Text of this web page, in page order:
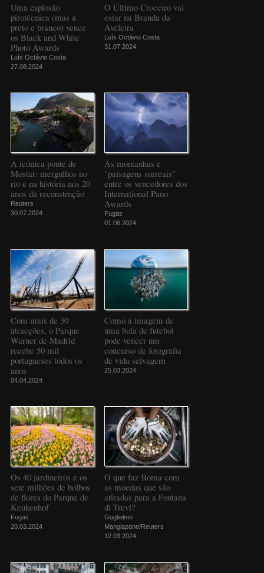
Uma explosão
pirotécnica (mas a
preto e branco) vence
os Black and White
Photo Awards
Luís Octávio Costa
27.08.2024
O Último Croceiro vai
estar na Branda da
Aveleira
Luís Octávio Costa
31.07.2024
A icónica ponte de
Mostar: mergulhos no
rio e na história nos 20
anos da reconstrução
Reuters
30.07.2024
As montanhas e
"paisagens surreais"
entre os vencedores dos
International Pano
Awards
Fugas
01.06.2024
Com mais de 30
atracções, o Parque
Warner de Madrid
recebe 50 mil
portugueses todos os
anos
04.04.2024
Como a imagem de
uma bola de futebol
pode vencer um
concurso de fotografia
de vida selvagem
25.03.2024
Os 40 jardineiros e os
sete milhões de bolbos
de flores do Parque de
Keukenhof
Fugas
20.03.2024
O que faz Roma com
as moedas que são
atiradas para a Fontana
di Trevi?
Guglielmo
Mangiapane/Reuters
12.03.2024